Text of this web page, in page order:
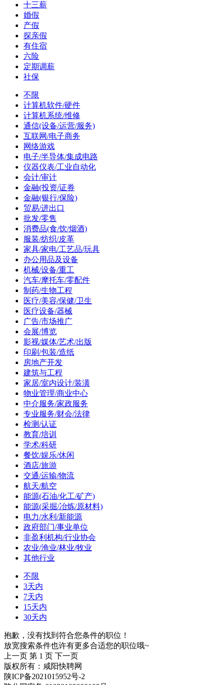
十三薪
婚假
产假
探亲假
有住宿
六险
定期调薪
社保
不限
计算机软件/硬件
计算机系统/维修
通信(设备/运营/服务)
互联网/电子商务
网络游戏
电子/半导体/集成电路
仪器仪表/工业自动化
会计/审计
金融(投资/证券
金融(银行/保险)
贸易/进出口
批发/零售
消费品(食/饮/烟酒)
服装/纺织/皮革
家具/家电/工艺品/玩具
办公用品及设备
机械/设备/重工
汽车/摩托车/零配件
制药/生物工程
医疗/美容/保健/卫生
医疗设备/器械
广告/市场推广
会展/博览
影视/媒体/艺术/出版
印刷/包装/造纸
房地产开发
建筑与工程
家居/室内设计/装潢
物业管理/商业中心
中介服务/家政服务
专业服务/财会/法律
检测/认证
教育/培训
学术/科研
餐饮/娱乐/休闲
酒店/旅游
交通/运输/物流
航天/航空
能源(石油/化工/矿产)
能源(采掘/冶炼/原材料)
电力/水利/新能源
政府部门/事业单位
非盈利机构/行业协会
农业/渔业/林业/牧业
其他行业
不限
3天内
7天内
15天内
30天内
抱歉，没有找到符合您条件的职位！
放宽搜索条件也许有更多合适您的职位哦~
上一页 第 1 页 下一页
版权所有：咸阳快聘网
陕ICP备2021015952号-2